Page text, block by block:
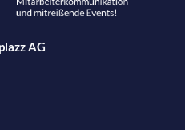
plazz AG